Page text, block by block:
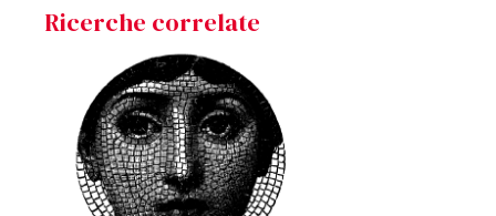
Ricerche correlate